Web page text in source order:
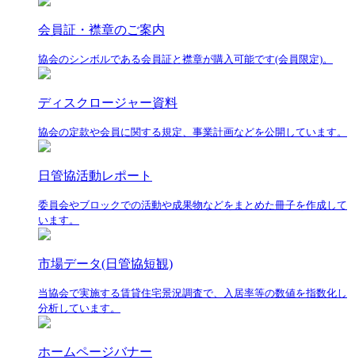
会員証・襟章のご案内
協会のシンボルである会員証と襟章が購入可能です(会員限定)。
ディスクロージャー資料
協会の定款や会員に関する規定、事業計画などを公開しています。
日管協活動レポート
委員会やブロックでの活動や成果物などをまとめた冊子を作成して
います。
市場データ(日管協短観)
当協会で実施する賃貸住宅景況調査で、入居率等の数値を指数化し
分析しています。
ホームページバナー